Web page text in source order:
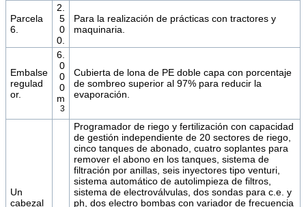
Parcela
6.
2.
5
0
0.
Para la realización de prácticas con tractores y
maquinaria.
Embalse
regulad
or.
6.
0
0
0
m
3
Cubierta de lona de PE doble capa con porcentaje
de sombreo superior al 97% para reducir la
evaporación.
Un
cabezal
Programador de riego y fertilización con capacidad
de gestión independiente de 20 sectores de riego,
cinco tanques de abonado, cuatro soplantes para
remover el abono en los tanques, sistema de
filtración por anillas, seis inyectores tipo venturi,
sistema automático de autolimpieza de filtros,
sistema de electroválvulas, dos sondas para c.e. y
ph, dos electro bombas con variador de frecuencia